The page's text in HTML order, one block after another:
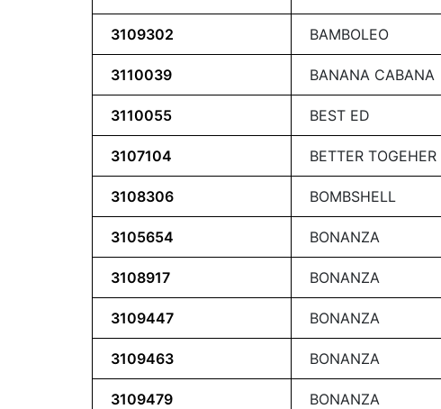
3109302 BAMBOLEO
3110039 BANANA CABANA
3110055 BEST ED
3107104 BETTER TOGEHER
3108306 BOMBSHELL
3105654 BONANZA
3108917 BONANZA
3109447 BONANZA
3109463 BONANZA
3109479 BONANZA